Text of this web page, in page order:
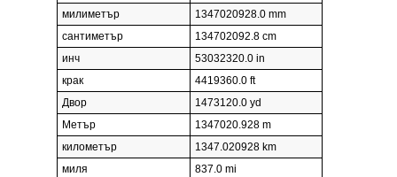
милиметър
1347020928.0 mm
сантиметър
134702092.8 cm
инч
53032320.0 in
крак
4419360.0 ft
Двор
1473120.0 yd
Метър
1347020.928 m
километър
1347.020928 km
миля
837.0 mi